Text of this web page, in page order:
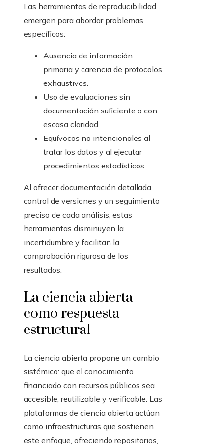
Las herramientas de reproducibilidad
emergen para abordar problemas
específicos:
Ausencia de información
primaria y carencia de protocolos
exhaustivos.
Uso de evaluaciones sin
documentación suficiente o con
escasa claridad.
Equívocos no intencionales al
tratar los datos y al ejecutar
procedimientos estadísticos.
Al ofrecer documentación detallada,
control de versiones y un seguimiento
preciso de cada análisis, estas
herramientas disminuyen la
incertidumbre y facilitan la
comprobación rigurosa de los
resultados.
La ciencia abierta
como respuesta
estructural
La ciencia abierta propone un cambio
sistémico: que el conocimiento
financiado con recursos públicos sea
accesible, reutilizable y verificable. Las
plataformas de ciencia abierta actúan
como infraestructuras que sostienen
este enfoque, ofreciendo repositorios,